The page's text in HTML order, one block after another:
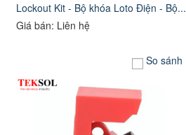
Lockout Kit - Bộ khóa Loto Điện - Bộ...
Giá bán: Liên hệ
So sánh